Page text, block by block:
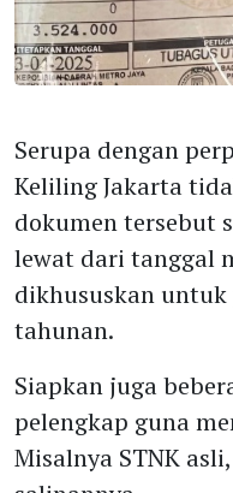
Serupa dengan
Keliling Jakarta
dokumen tersebut
lewat dari tanggal
dikhususkan
tahunan.
Siapkan juga
pelengkap guna
Misalnya STNK